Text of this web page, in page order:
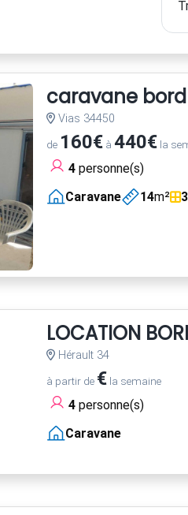
caravane
Vias 34450
de 160€à 440€la
4personne(s)
Caravane
14m² 3
LOCATION
Hérault 34
à partir de €la semaine
4personne(s)
Caravane